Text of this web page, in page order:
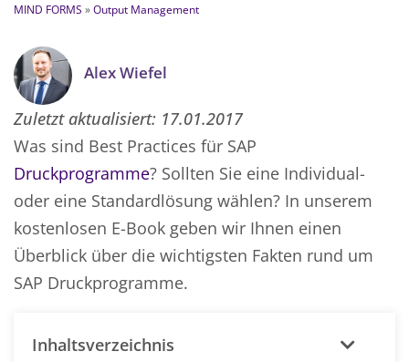
MIND FORMS »Output Management
Alex Wiefel
Zuletzt aktualisiert: 17.01.2017
Was sind Best Practices für SAP
Druckprogramme? Sollten Sie eine Individual-
oder eine Standardlösung wählen? In unserem
kostenlosen E-Book geben wir Ihnen einen
Überblick über die wichtigsten Fakten rund um
SAP Druckprogramme.
Inhaltsverzeichnis